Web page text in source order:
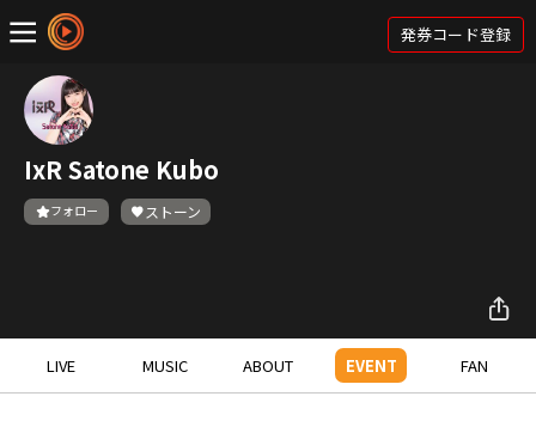
発券コード登録
IxR Satone Kubo
フォロー ストーン
LIVE MUSIC ABOUT EVENT FAN